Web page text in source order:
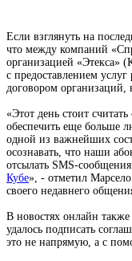
Если взглянуть на
что между компаний
организацией «Этекса»
с предоставлением
договором организаций,
«Этот день стоит
обеспечить еще больше
одной из важнейших
осознавать, что наши
отсылать SMS-
Кубе», - отметил
своего недавнего
В новостях онлайн
удалось подписать
это не напрямую, а с